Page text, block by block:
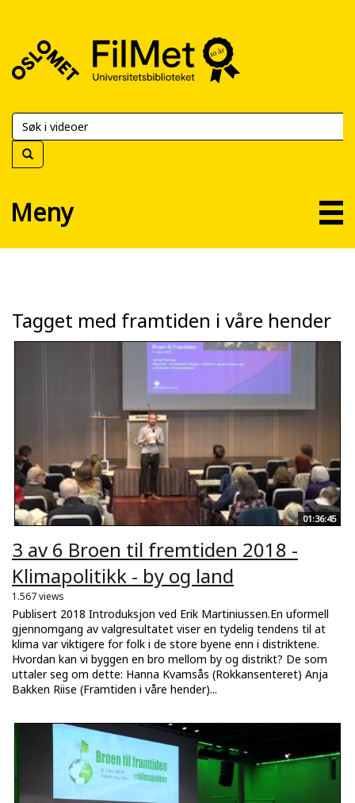
FilMet
Universitetsbiblioteket
Meny
Tagget med framtiden i våre hender
01:36:45
3 av 6 Broen til fremtiden 2018 -
Klimapolitikk - by og land
1.567 views
Publisert 2018 Introduksjon ved Erik Martiniussen.En uformell
gjennomgang av valgresultatet viser en tydelig tendens til at
klima var viktigere for folk i de store byene enn i distriktene.
Hvordan kan vi byggen en bro mellom by og distrikt? De som
uttaler seg om dette: Hanna Kvamsås (Rokkansenteret) Anja
Bakken Riise (Framtiden i våre hender)...